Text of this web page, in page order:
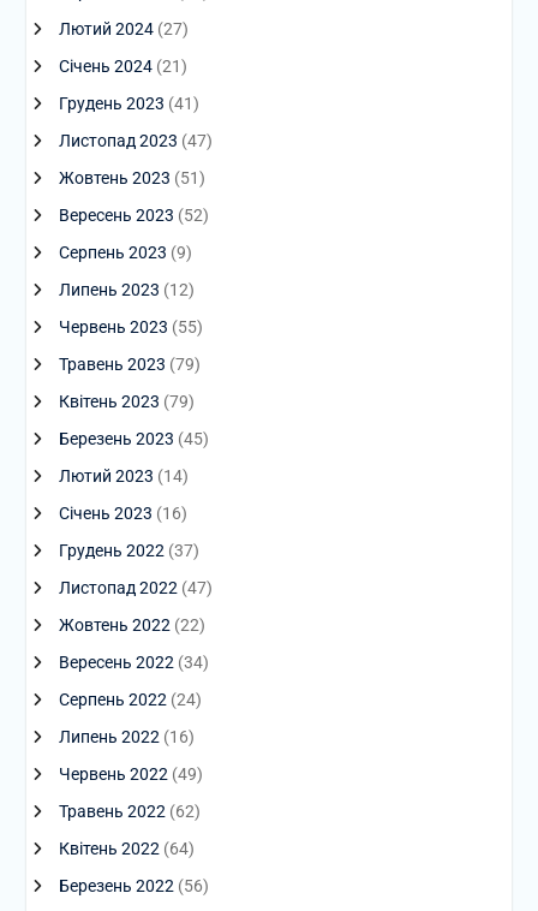
Лютий 2024(27)
Січень 2024(21)
Грудень 2023 (41)
Листопад 2023 (47)
Жовтень 2023 (51)
Вересень 2023 (52)
Серпень 2023 (9)
Липень 2023 (12)
Червень 2023 (55)
Травень 2023 (79)
Квітень 2023 (79)
Березень 2023 (45)
Лютий 2023 (14)
Січень 2023 (16)
Грудень 2022 (37)
Листопад 2022 (47)
Жовтень 2022 (22)
Вересень 2022 (34)
Серпень 2022 (24)
Липень 2022 (16)
Червень 2022 (49)
Травень 2022 (62)
Квітень 2022 (64)
Березень 2022 (56)